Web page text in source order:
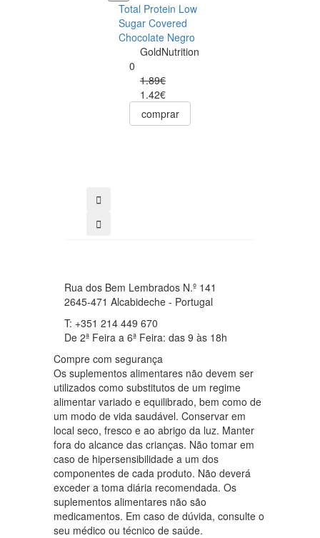
Total Protein Low
Sugar Covered
Chocolate Negro
GoldNutrition
0
1.89€
1.42€
comprar
Rua dos Bem Lembrados N.º 141
2645-471 Alcabideche - Portugal
T: +351 214 449 670
De 2ª Feira a 6ª Feira: das 9 às 18h
Compre com segurança
Os suplementos alimentares não devem ser
utilizados como substitutos de um regime
alimentar variado e equilibrado, bem como de
um modo de vida saudável. Conservar em
local seco, fresco e ao abrigo da luz. Manter
fora do alcance das crianças. Não tomar em
caso de hipersensibilidade a um dos
componentes de cada produto. Não deverá
exceder a toma diária recomendada. Os
suplementos alimentares não são
medicamentos. Em caso de dúvida, consulte o
seu médico ou técnico de saúde.